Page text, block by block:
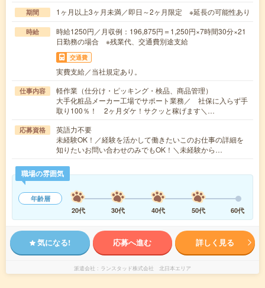
期間 1ヶ月以上3ヶ月未満／即日～2ヶ月限定 ※延長の可能性あり
時給
時給1250円／月収例：196,875円＝1,250円×7時間30分×21
日勤務の場合 ※残業代、交通費別途支給
交通費
実費支給／当社規定あり。
仕事内容
軽作業（仕分け・ピッキング・検品、商品管理）
大手化粧品メーカー工場でサポート業務／ 社保に入らず手
取り100％！ 2ヶ月ダケ！サクッと稼げます＼…
応募資格
英語力不要
未経験OK！／経験を活かして働きたいこのお仕事の詳細を
知りたいお問い合わせのみでもOK！＼未経験から…
職場の雰囲気
年齢層
20代
30代 40代 50代 60代
気になる! 応募へ進む 詳しく見る
派遣会社 ランスタッド株式会社 北日本エリア